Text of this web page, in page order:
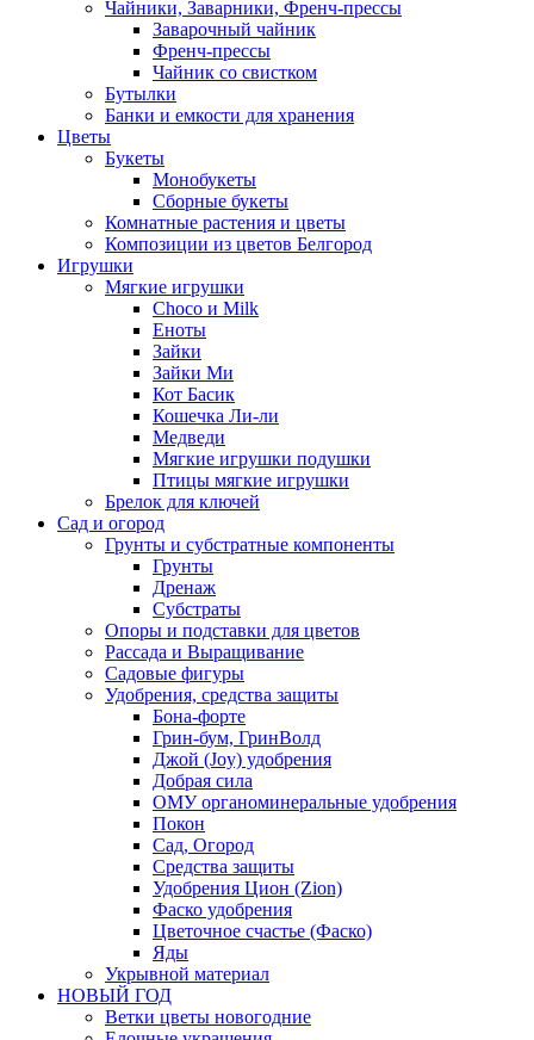
Чайники, Заварники, Френч-прессы
Заварочный чайник
Френч-прессы
Чайник со свистком
Бутылки
Банки и емкости для хранения
Цветы
Букеты
Монобукеты
Сборные букеты
Комнатные растения и цветы
Композиции из цветов Белгород
Игрушки
Мягкие игрушки
Choco и Milk
Еноты
Зайки
Зайки Ми
Кот Басик
Кошечка Ли-ли
Медведи
Мягкие игрушки подушки
Птицы мягкие игрушки
Брелок для ключей
Сад и огород
Грунты и субстратные компоненты
Грунты
Дренаж
Субстраты
Опоры и подставки для цветов
Рассада и Выращивание
Садовые фигуры
Удобрения, средства защиты
Бона-форте
Грин-бум, ГринВолд
Джой (Joy) удобрения
Добрая сила
ОМУ органоминеральные удобрения
Покон
Сад, Огород
Средства защиты
Удобрения Цион (Zion)
Фаско удобрения
Цветочное счастье (Фаско)
Яды
Укрывной материал
НОВЫЙ ГОД
Ветки цветы новогодние